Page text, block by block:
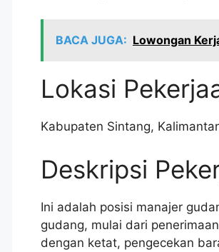
BACA JUGA: Lowongan
Lokasi
Kabupaten Sintang,
Deskripsi
Ini adalah posisi manajer
gudang, mulai dari
dengan ketat, pengecekan